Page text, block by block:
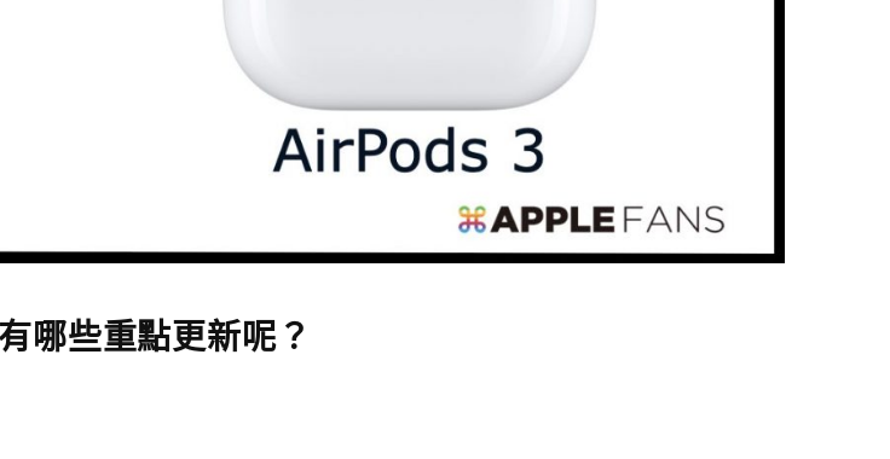
些重點更新呢？